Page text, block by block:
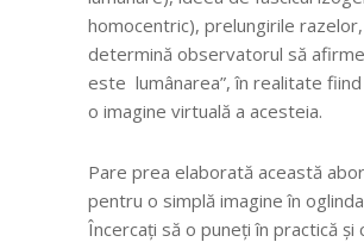
homocentric), prelungirile
determină observatorul să afirme
este lumânarea”, în realitate
o imagine virtuală a acesteia.
Pare prea elaborată această
pentru o simplă imagine în
Încercați să o puneți în practică și